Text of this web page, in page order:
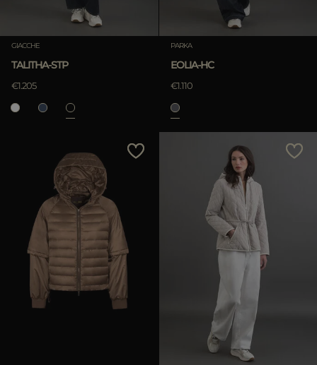
GIACCHE
TALITHA-STP
€1.205
PARKA
EOLIA-HC
€1.110